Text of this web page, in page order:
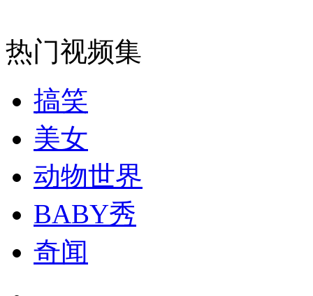
纽约上演“枕头大战”
司机酒驾遇交警 急速倒车逃窜
热门视频集
搞笑
美女
动物世界
BABY秀
奇闻